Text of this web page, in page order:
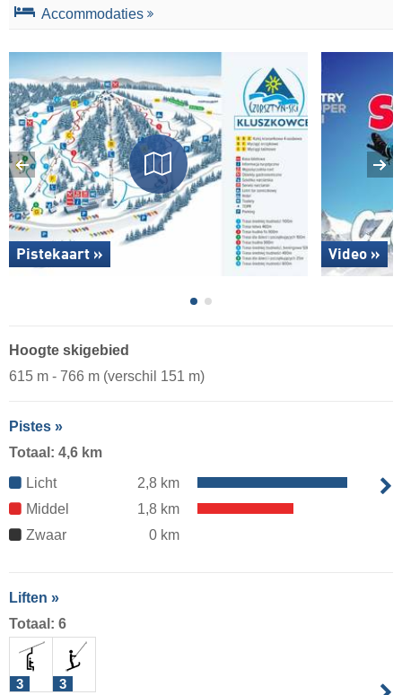
Accommodaties
Pistekaart » Video »
Hoogte skigebied
615 m - 766 m (verschil 151 m)
Pistes »
Totaal: 4,6 km
Licht
2,8 km
Middel
1,8 km
Zwaar
0 km
Liften »
Totaal: 6
3 3